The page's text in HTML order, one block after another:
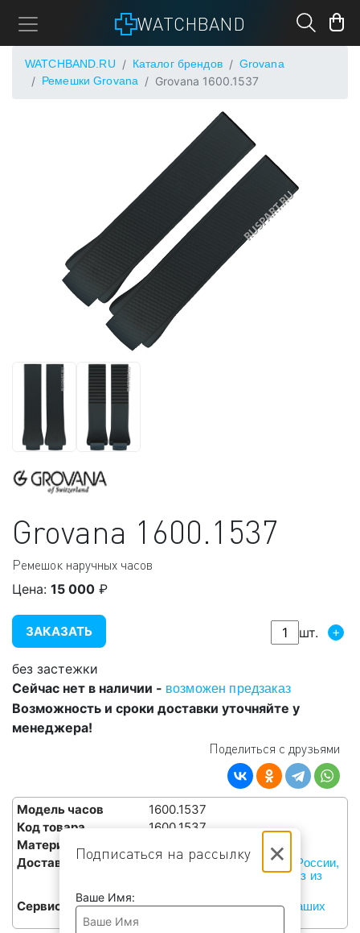
×
Подписаться на рассылку
Ваше Имя:
WATCHBAND
WATCHBAND.RU Каталог брендов
Grovana
Ремешки Grovana
Grovana 1600.1537
Grovana 1600.1537
Ремешок наручных часов
Цена: 15 000 ₽
ЗАКАЗАТЬ шт. +
без застежки
Сейчас нет в наличии - возможен предзаказ
Возможность и сроки доставки уточняйте у
менеджера!
Поделиться с друзьями
Модель часов
1600.1537
Код товара
1600.1537
Материал
Доставка
Курьерами СДЭК по всей России,
или бесплатный самовывоз из
Сервис
Бесплатная установка в наших